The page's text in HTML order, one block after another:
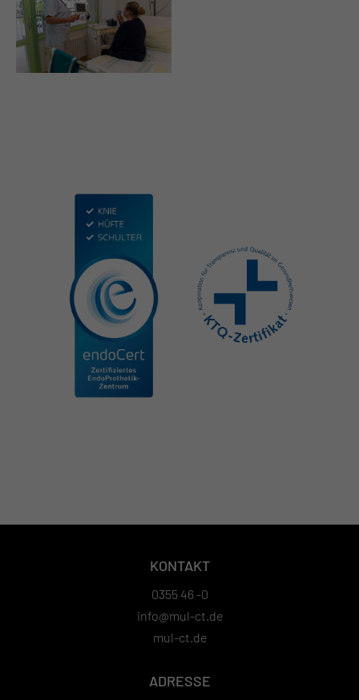
KONTAKT
0355 46 -0
info@mul-ct.de
mul-ct.de
ADRESSE